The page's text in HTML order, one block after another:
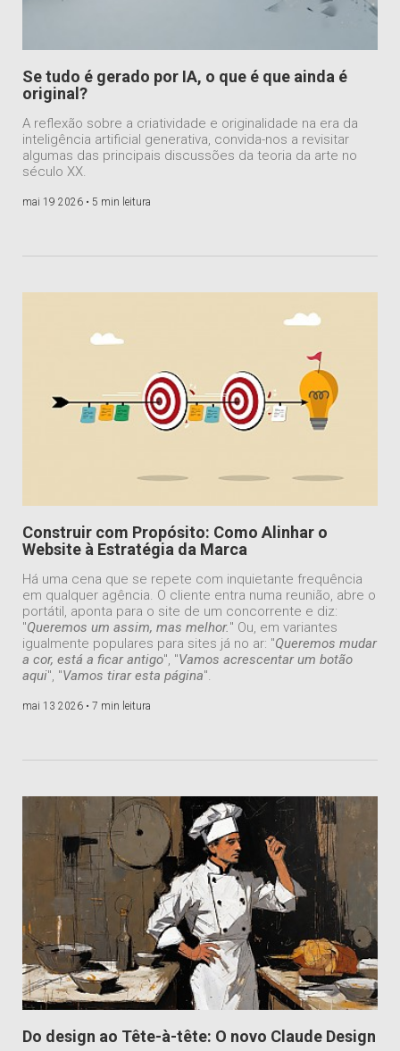
Se tudo é gerado por IA, o que é que ainda é
original?
A reflexão sobre a criatividade e originalidade na era da
inteligência artificial generativa, convida-nos a revisitar
algumas das principais discussões da teoria da arte no
século XX.
mai 19 2026 • 5 min leitura
Construir com Propósito: Como Alinhar o
Website à Estratégia da Marca
Há uma cena que se repete com inquietante frequência
em qualquer agência. O cliente entra numa reunião, abre o
portátil, aponta para o site de um concorrente e diz:
"Queremos um assim, mas melhor." Ou, em variantes
igualmente populares para sites já no ar: "Queremos mudar
a cor, está a ficar antigo", "Vamos acrescentar um botão
aqui", "Vamos tirar esta página".
mai 13 2026 • 7 min leitura
Do design ao Tête-à-tête: O novo Claude Design